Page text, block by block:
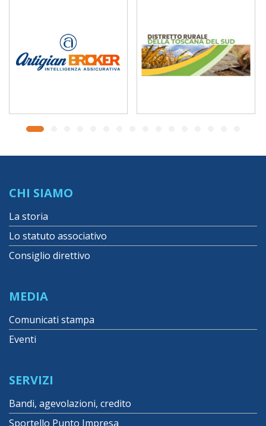
CHI SIAMO
La storia
Lo statuto associativo
Consiglio direttivo
MEDIA
Comunicati stampa
Eventi
SERVIZI
Bandi, agevolazioni, credito
Sportello Punto Impresa